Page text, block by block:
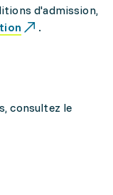
d'admission,
.
consultez le